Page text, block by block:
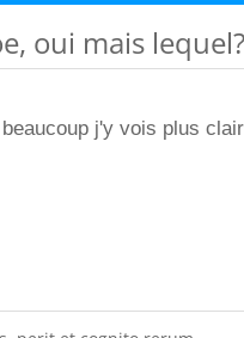
oui mais lequel?
j'y vois plus